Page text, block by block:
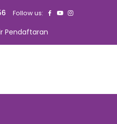
Follow us:
Pendaftaran